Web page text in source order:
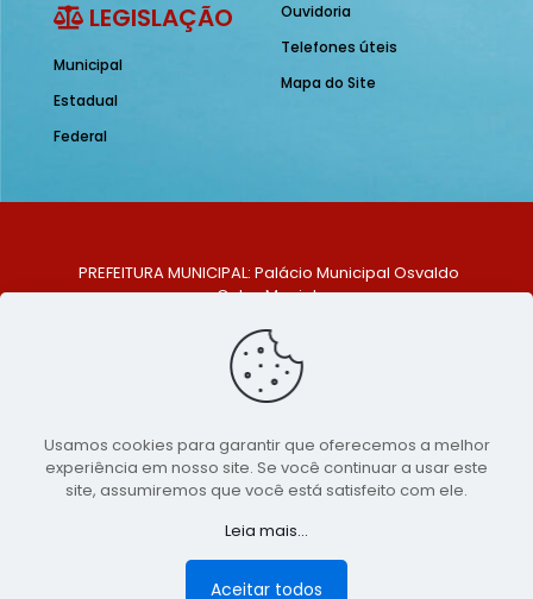
LEGISLAÇÃO
Municipal
Estadual
Federal
Ouvidoria
Telefones úteis
Mapa do Site
PREFEITURA MUNICIPAL: Palácio Municipal Osvaldo
Celso Maciel
Centro, São Bento do Una - PE. CEP: 553370-128
TELEFONE: (81) 99548-1569
E-MAIL: ouvidoria@saobentodouna.pe.gov.br
Copyright 2021-2026 - Assessoria de Comunicação da
Prefeitura de São Bento do Una - PE
publicidadeLumusWeb - Agência Digital
Usamos cookies para garantir que oferecemos a melhor
experiência em nosso site. Se você continuar a usar este
site, assumiremos que você está satisfeito com ele.
Leia mais...
Aceitar todos